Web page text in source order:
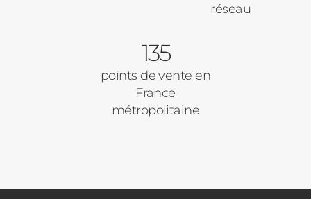
réseau
135
points de vente en
France
métropolitaine